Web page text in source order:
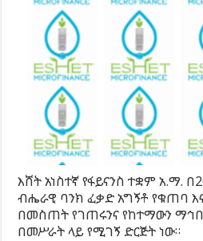
እሸት አነስተኛ የፋይናንስ ተቋም አ.ማ.
ብሔራዊ ባንክ ፈቃድ አግኝቶ የቁጠባ
በመስጠት የገጠሩንና የከተማውን
በመሥራት ላይ የሚገኝ ድርጅት ነው።